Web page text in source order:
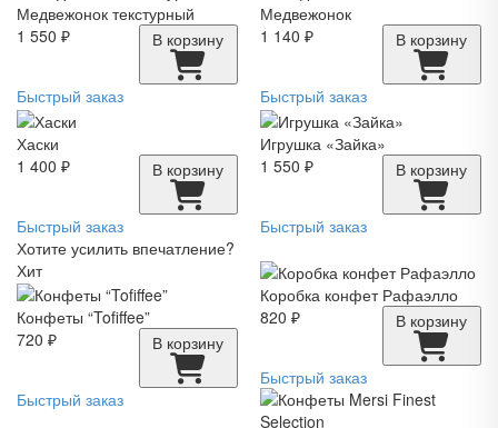
Медвежонок текстурный
1 550 ₽
В корзину
Быстрый заказ
Медвежонок
1 140 ₽
В корзину
Быстрый заказ
Хаски
1 400 ₽
В корзину
Быстрый заказ
Игрушка «Зайка»
1 550 ₽
В корзину
Быстрый заказ
Хотите усилить впечатление?
Хит
Конфеты “Tofiffee”
720 ₽
В корзину
Быстрый заказ
Коробка конфет Рафаэлло
820 ₽
В корзину
Быстрый заказ